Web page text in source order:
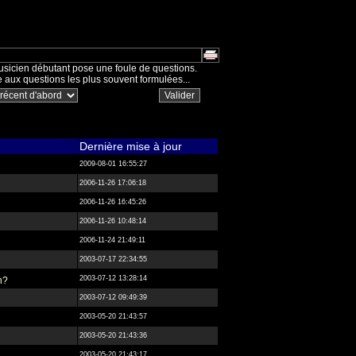
débutant pose une foule de questions.
questions les plus souvent formulées...
Dernière mise à jour
2009-08-01 16:55:27
2006-11-26 17:06:18
2006-11-26 16:45:26
2006-11-26 10:48:14
2006-11-24 21:49:11
2003-07-17 22:34:55
2003-07-12 13:28:14
2003-07-12 09:49:39
2003-05-20 21:43:57
2003-05-20 21:43:36
2003-05-20 21:43:17